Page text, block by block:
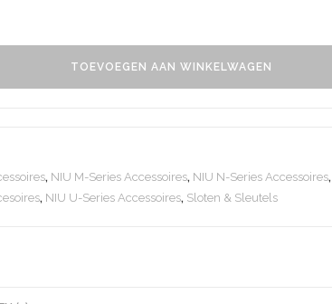
TOEVOEGEN AAN WINKELWAGEN
, NIU M-Series Accessoires, NIU N-Series Accessoires,
, NIU U-Series Accessoires, Sloten & Sleutels